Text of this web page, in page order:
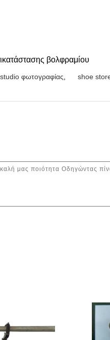
βολφραμίου
φωτογραφίας shoe